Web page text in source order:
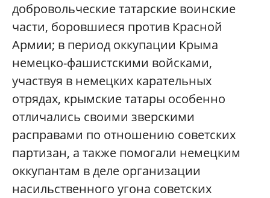
добровольческие татарские воинские
части, боровшиеся против Красной
Армии; в период оккупации Крыма
немецко-фашистскими войсками,
участвуя в немецких карательных
отрядах, крымские татары особенно
отличались своими зверскими
расправами по отношению советских
партизан, а также помогали немецким
оккупантам в деле организации
насильственного угона советских